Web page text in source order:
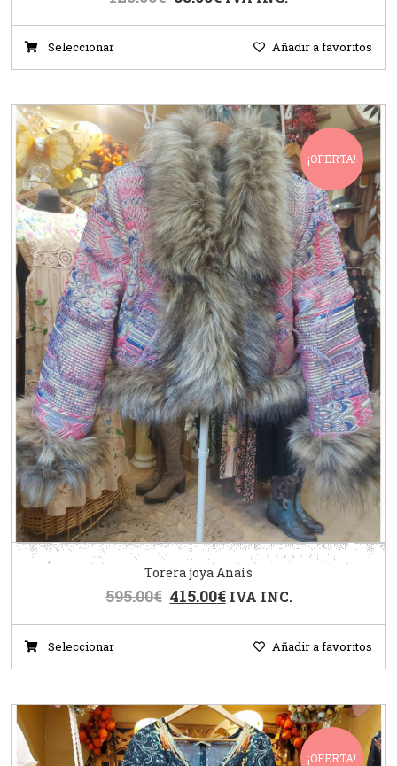
Seleccionar Añadir a favoritos
¡OFERTA!
Torera joya Anais
595.00€ 415.00€ IVA INC.
Seleccionar Añadir a favoritos
¡OFERTA!